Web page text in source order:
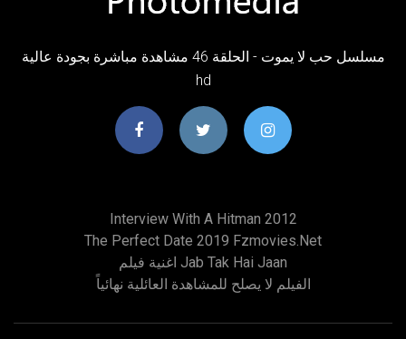
مسلسل حب لا يموت - الحلقة 46 مشاهدة مباشرة بجودة عالية
hd
Interview With A Hitman 2012
The Perfect Date 2019 Fzmovies.net
اغنية فيلم Jab Tak Hai Jaan
الفيلم لا يصلح للمشاهدة العائلية نهائياً